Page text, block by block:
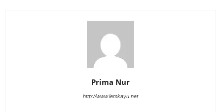
Prima Nur
http://www.lemkayu.net